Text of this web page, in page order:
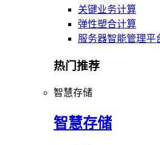
关键业务计算
弹性塑合计算
服务器智能管理平
热门推荐
智慧存储
智慧存储